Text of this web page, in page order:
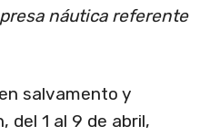
náutica referente
salvamento y
del 1 al 9 de abril,